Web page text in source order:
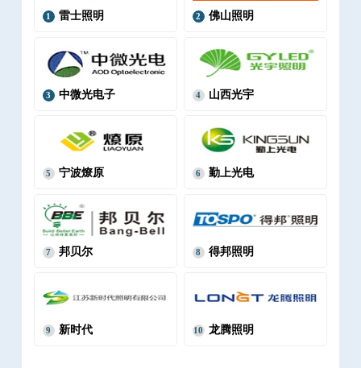
1 雷士照明 2 佛山照明
3 中微光电子 4 山西光宇
5 宁波燎原 6 勤上光电
7 邦贝尔 8 得邦照明
9 新时代 10 龙腾照明